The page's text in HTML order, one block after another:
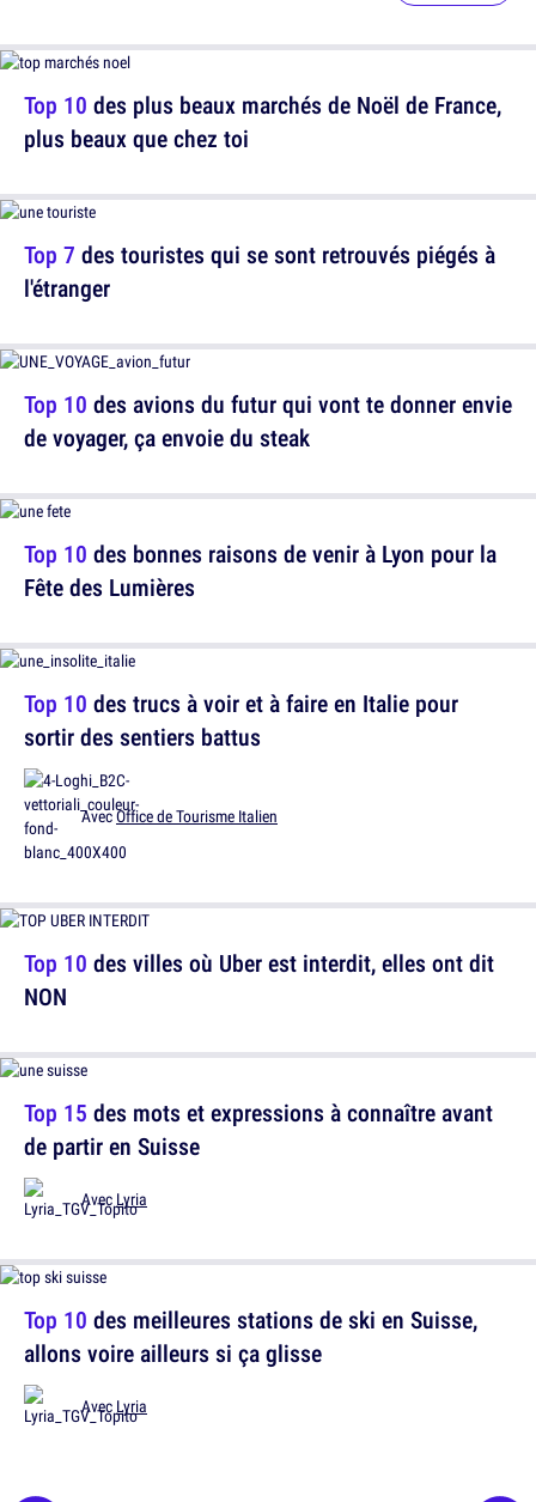
Top 7 des touristes qui se sont retrouvés piégés à
l'étranger
Top 10 des bonnes raisons de venir à Lyon pour la
Fête des Lumières
Top 10 des villes où Uber est interdit, elles ont dit
NON
Top 10 des meilleures stations de ski en Suisse,
allons voire ailleurs si ça glisse
Avec Lyria
Top 10 des plus beaux marchés de Noël de France,
plus beaux que chez toi
Top 10 des avions du futur qui vont te donner envie
de voyager, ça envoie du steak
Top 10 des trucs à voir et à faire en Italie pour
sortir des sentiers battus
AvecOffice de Tourisme Italien
Top 15 des mots et expressions à connaître avant
de partir en Suisse
Avec Lyria